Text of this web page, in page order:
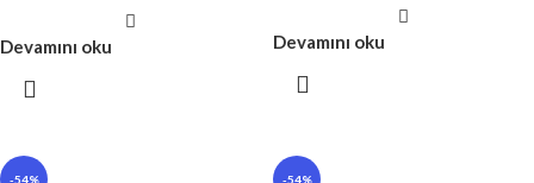
Devamını oku Devamını oku
-54% -54%